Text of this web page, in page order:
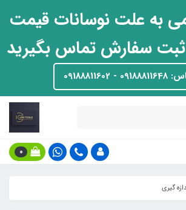
به علت نوسانات قیمت
ثبت سفارش تماس بگیرید
- 09188811602
0
گیری